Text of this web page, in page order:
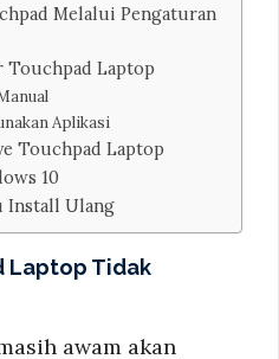
Melalui Pengaturan
Laptop
Aplikasi
Touchpad Laptop
10
Install Ulang
Laptop Tidak
awam akan